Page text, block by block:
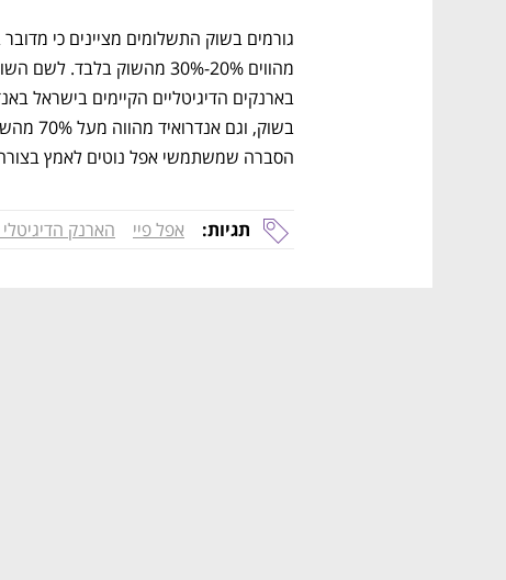
הסברה שמשתמשי אפל נוטים לאמץ בצורה
תגיות: אפל פיי הארנק